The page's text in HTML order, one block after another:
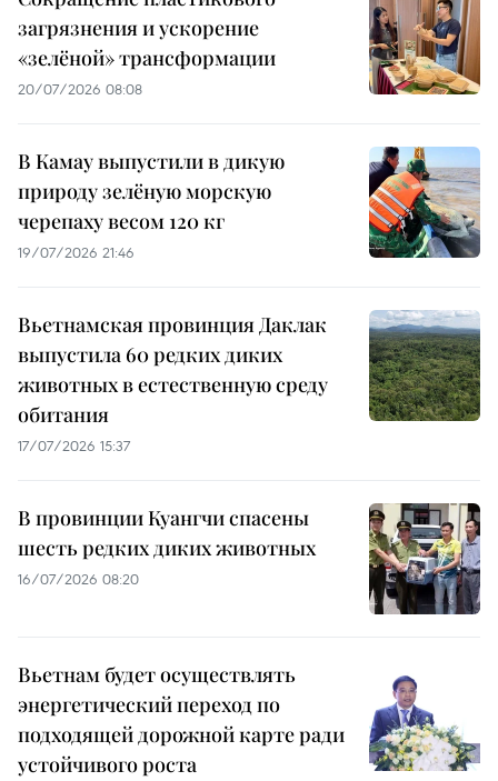
загрязнения и ускорение
«зелёной» трансформации
20/07/2026 08:08
В Камау выпустили в дикую
природу зелёную морскую
черепаху весом 120 кг
19/07/2026 21:46
Вьетнамская провинция Даклак
выпустила 60 редких диких
животных в естественную среду
обитания
17/07/2026 15:37
В провинции Куангчи спасены
шесть редких диких животных
16/07/2026 08:20
Вьетнам будет осуществлять
энергетический переход по
подходящей дорожной карте ради
устойчивого роста